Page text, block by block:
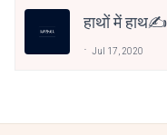
हाथों में हाथ✍️
Jul 17, 2020